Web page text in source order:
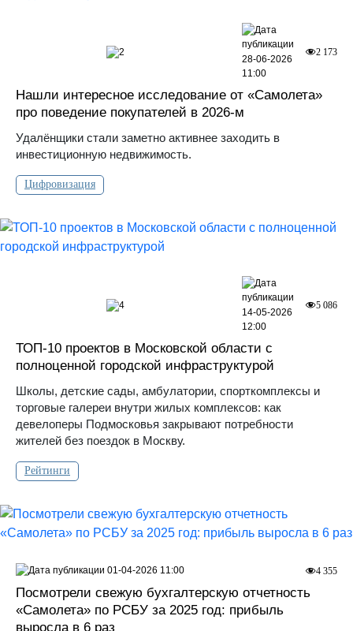
Нашли интересное исследование от «Самолета»
про поведение покупателей в 2026-м
Удалёнщики стали заметно активнее заходить в
инвестиционную недвижимость.
Цифровизация
2 2 173
28-06-2026
11:00
ТОП-10 проектов в Московской области с
полноценной городской инфраструктурой
Школы, детские сады, амбулатории, спорткомплексы и
торговые галереи внутри жилых комплексов: как
девелоперы Подмосковья закрывают потребности
жителей без поездок в Москву.
Рейтинги
4 5 086
14-05-2026
12:00
Посмотрели свежую бухгалтерскую отчетность
«Самолета» по РСБУ за 2025 год: прибыль
выросла в 6 раз
4 355
01-04-2026 11:00